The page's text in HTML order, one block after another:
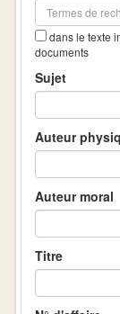
dans le texte
documents
Sujet
Auteur
Auteur moral
Titre